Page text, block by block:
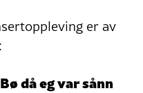
er av
då eg var sånn